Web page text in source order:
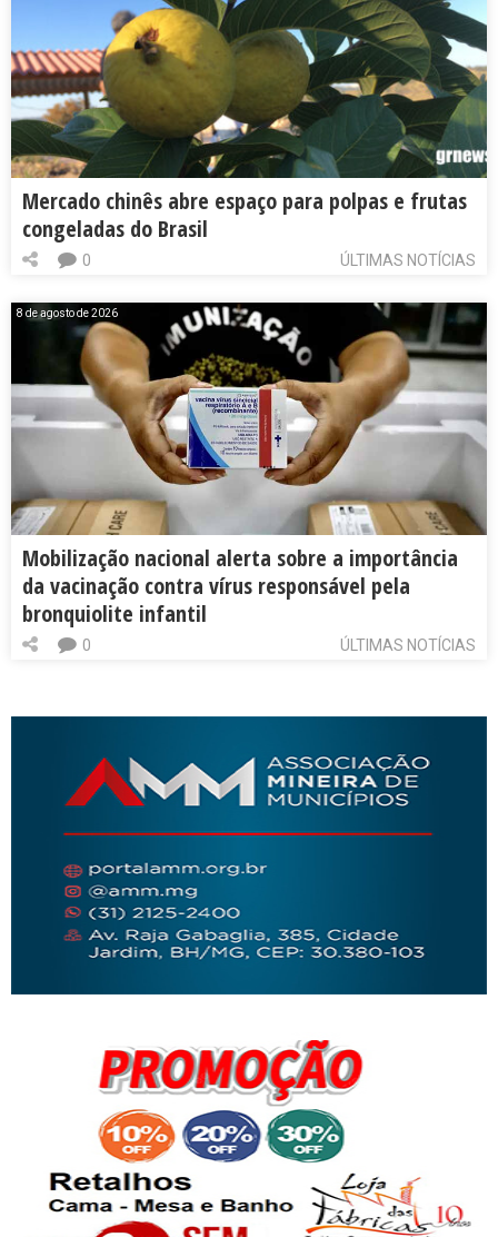
Mercado chinês abre espaço para polpas e frutas
congeladas do Brasil
ÚLTIMAS NOTÍCIAS
0
8 de agosto de 2026
Mobilização nacional alerta sobre a importância
da vacinação contra vírus responsável pela
bronquiolite infantil
ÚLTIMAS NOTÍCIAS
0